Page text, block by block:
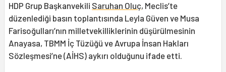
HDP Grup Başkanvekili Saruhan Oluç, Meclis’te
düzenlediği basın toplantısında Leyla Güven ve Musa
Farisoğulları’nın milletvekilliklerinin düşürülmesinin
Anayasa, TBMM İç Tüzüğü ve Avrupa İnsan Hakları
Sözleşmesi’ne (AİHS) aykırı olduğunu ifade etti.